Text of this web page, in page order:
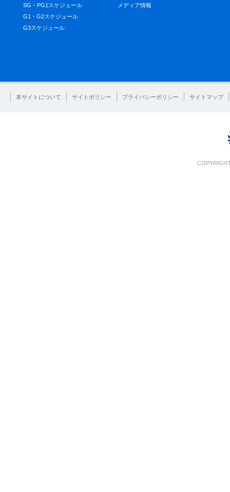
SG・PG1スケジュール
G1・G2スケジュール
G3スケジュール
メディア情報
本サイトについて サイトポリシー プライバシーポリシー サイトマップ